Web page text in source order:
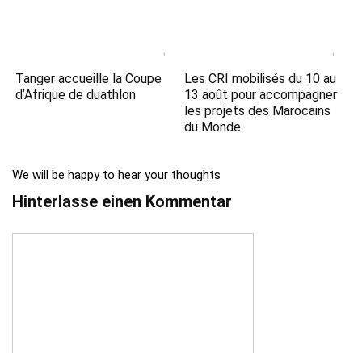
Tanger accueille la Coupe
d’Afrique de duathlon
Les CRI mobilisés du 10 au
13 août pour accompagner
les projets des Marocains
du Monde
We will be happy to hear your thoughts
Hinterlasse einen Kommentar